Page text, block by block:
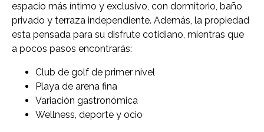
espacio más íntimo y exclusivo, con dormitorio, baño
privado y terraza independiente. Además, la propiedad
esta pensada para su disfrute cotidiano, mientras que
a pocos pasos encontrarás:
Club de golf de primer nivel
Playa de arena fina
Variación gastronómica
Wellness, deporte y ocio